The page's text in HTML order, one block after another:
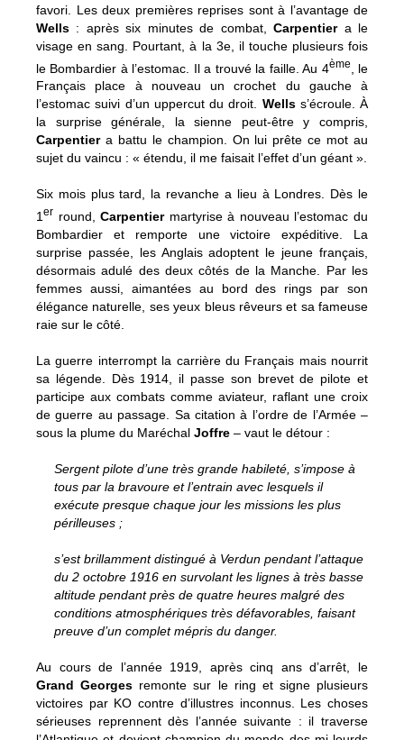
favori. Les deux premières reprises sont à l’avantage de
Wells : après six minutes de combat,Carpentiera le
visage en sang. Pourtant, à la 3e, il touche plusieurs fois
le Bombardier à l’estomac. Il a trouvé la faille. Au 4ème
, le
Français place à nouveau un crochet du gauche à
l’estomac suivi d’un uppercut du droit. Wellss’écroule. À
la surprise générale, la sienne peut-être y compris,
Carpentiera battu le champion. On lui prête ce mot au
sujet du vaincu : « étendu, il me faisait l’effet d’un géant ».
Six mois plus tard, la revanche a lieu à Londres. Dès le
1 er round,Carpentiermartyrise à nouveau l’estomac du
Bombardier et remporte une victoire expéditive. La
surprise passée, les Anglais adoptent le jeune français,
désormais adulé des deux côtés de la Manche. Par les
femmes aussi, aimantées au bord des rings par son
élégance naturelle, ses yeux bleus rêveurs et sa fameuse
raie sur le côté.
La guerre interrompt la carrière du Français mais nourrit
sa légende. Dès 1914, il passe son brevet de pilote et
participe aux combats comme aviateur, raflant une croix
de guerre au passage. Sa citation à l’ordre de l’Armée –
sous la plume du Maréchal Joffre – vaut le détour :
Sergent pilote d’une très grande habileté, s’impose à
tous par la bravoure et l’entrain avec lesquels il
exécute presque chaque jour les missions les plus
périlleuses ;
s’est brillamment distingué à Verdun pendant l’attaque
du 2 octobre 1916 en survolant les lignes à très basse
altitude pendant près de quatre heures malgré des
conditions atmosphériques très défavorables, faisant
preuve d’un complet mépris du danger.
Au cours de l’année 1919, après cinq ans d’arrêt, le
Grand Georges remonte sur le ring et signe plusieurs
victoires par KO contre d’illustres inconnus. Les choses
sérieuses reprennent dès l’année suivante : il traverse